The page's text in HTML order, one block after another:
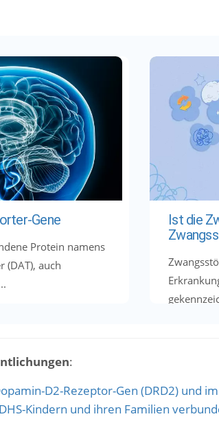
Gene
Protein namens
(DAT), auch
Ist die
:
D2-Rezeptor-Gen (DRD2) und
Kindern und ihren Familien